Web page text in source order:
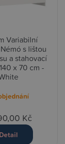
Variabilní
s lištou
a stahovací
x 70 cm -
Kč
Detail